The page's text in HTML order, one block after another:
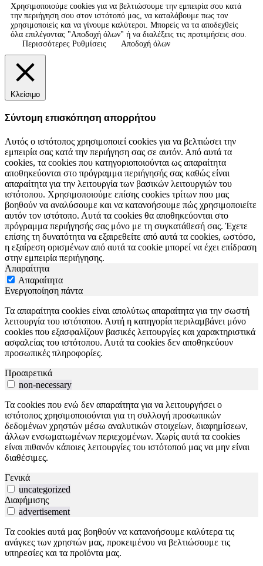
Χρησιμοποιούμε cookies για να βελτιώσουμε την εμπειρία σου κατά
την περιήγηση σου στον ιστότοπό μας, να καταλάβουμε πως τον
χρησιμοποιείς και να γίνουμε καλύτεροι. Μπορείς να τα αποδεχθείς
όλα επιλέγοντας "Αποδοχή όλων" ή να διαλέξεις τις προτιμήσεις σου.
Περισσότερες Ρυθμίσεις
Αποδοχή όλων
Κλείσιμο
Σύντομη επισκόπηση απορρήτου
Αυτός ο ιστότοπος χρησιμοποιεί cookies για να βελτιώσει την
εμπειρία σας κατά την περιήγηση σας σε αυτόν. Από αυτά τα
cookies, τα cookies που κατηγοριοποιούνται ως απαραίτητα
αποθηκεύονται στο πρόγραμμα περιήγησής σας καθώς είναι
απαραίτητα για την λειτουργία των βασικών λειτουργιών του
ιστότοπου. Χρησιμοποιούμε επίσης cookies τρίτων που μας
βοηθούν να αναλύσουμε και να κατανοήσουμε πώς χρησιμοποιείτε
αυτόν τον ιστότοπο. Αυτά τα cookies θα αποθηκεύονται στο
πρόγραμμα περιήγησής σας μόνο με τη συγκατάθεσή σας. Έχετε
επίσης τη δυνατότητα να εξαιρεθείτε από αυτά τα cookies, ωστόσο,
η εξαίρεση ορισμένων από αυτά τα cookie μπορεί να έχει επίδραση
στην εμπειρία περιήγησης.
Απαραίτητα
Απαραίτητα
Ενεργοποίηση πάντα
Τα απαραίτητα cookies είναι απολύτως απαραίτητα για την σωστή
λειτουργία του ιστότοπου. Αυτή η κατηγορία περιλαμβάνει μόνο
cookies που εξασφαλίζουν βασικές λειτουργίες και χαρακτηριστικά
ασφαλείας του ιστότοπου. Αυτά τα cookies δεν αποθηκεύουν
προσωπικές πληροφορίες.
Προαιρετικά
non-necessary
Τα cookies που ενώ δεν απαραίτητα για να λειτουργήσει ο
ιστότοπος χρησιμοποιούνται για τη συλλογή προσωπικών
δεδομένων χρηστών μέσω αναλυτικών στοιχείων, διαφημίσεων,
άλλων ενσωματωμένων περιεχομένων. Χωρίς αυτά τα cookies
είναι πιθανόν κάποιες λειτουργίες του ιστότοπού μας να μην είναι
διαθέσιμες.
Γενικά
uncategorized
Διαφήμισης
advertisement
Τα cookies αυτά μας βοηθούν να κατανοήσουμε καλύτερα τις
ανάγκες των χρηστών μας, προκειμένου να βελτιώσουμε τις
υπηρεσίες και τα προϊόντα μας.